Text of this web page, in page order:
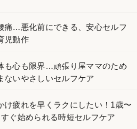
痛…悪化前にできる、安心セルフ
児動作
も心も限界…頑張り屋ママのため
ないやさしいセルフケア
け疲れを早くラクにしたい！1歳〜
ぐ始められる時短セルフケア